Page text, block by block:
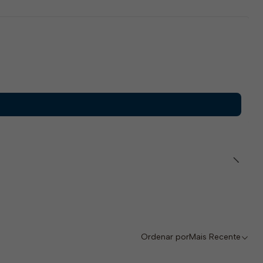
Ordenar porMais Recente